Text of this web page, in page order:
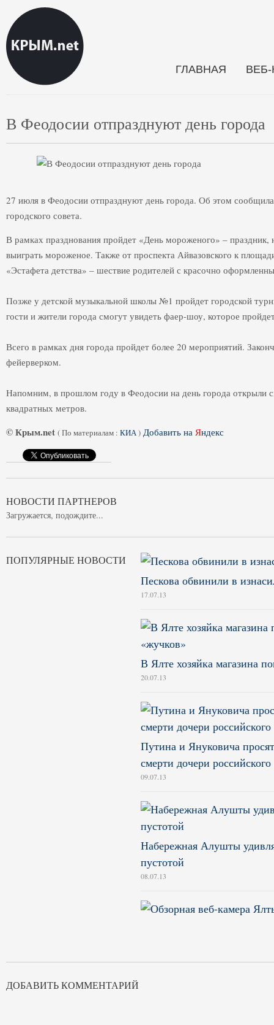
ГЛАВНАЯ
В Феодосии отпразднуют день города
27 июля в Феодосии отпразднуют день города. Об этом
городского совета.
В рамках празднования пройдет «День мороженого» –
выиграть мороженое. Также от проспекта Айвазовского к
«Эстафета детства» – шествие родителей с красочно
Позже у детской музыкальной школы №1 пройдет городской
гости и жители города смогут увидеть фаер-шоу, которое
Всего в рамках дня города пройдет более 20 мероприятий.
фейерверком.
Напомним, в прошлом году в Феодосии на день города
квадратных метров.
© Крым.net (По материалам : КИА) Добавить на Яндекс
НОВОСТИ ПАРТНЕРОВ
Загружается, подождите...
ПОПУЛЯРНЫЕ НОВОСТИ
Пескова обвинили в
17.07.13
В Ялте хозяйка магазина
20.07.13
Путина и Януковича
смерти дочери
09.07.13
Набережная Алушты
пустотой
08.07.13
ДОБАВИТЬ КОММЕНТАРИЙ